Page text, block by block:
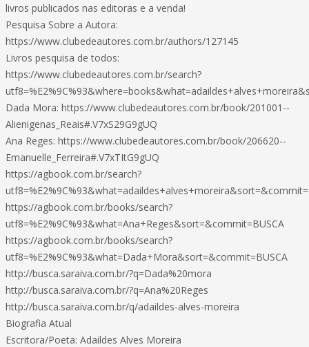
livros publicados nas editoras e a venda!
Pesquisa Sobre a Autora:
https://www.clubedeautores.com.br/authors/127145
Livros pesquisa de todos:
https://www.clubedeautores.com.br/search?
Dada Mora: https://www.clubedeautores.com.br/book/201001--
Alienigenas_Reais#.V7xS29G9gUQ
Ana Reges: https://www.clubedeautores.com.br/book/206620--
Emanuelle_Ferreira#.V7xTItG9gUQ
https://agbook.com.br/search?
https://agbook.com.br/books/search?
utf8=%E2%9C%93&what=Ana+Reges&sort=&commit=BUSCA
https://agbook.com.br/books/search?
utf8=%E2%9C%93&what=Dada+Mora&sort=&commit=BUSCA
http://busca.saraiva.com.br/?q=Dada%20mora
http://busca.saraiva.com.br/?q=Ana%20Reges
http://busca.saraiva.com.br/q/adaildes-alves-moreira
Biografia Atual
Escritora/Poeta: Adaildes Alves Moreira